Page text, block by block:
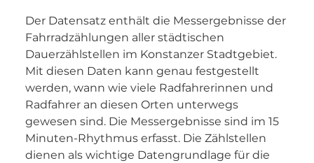
Der Datensatz enthält die Messergebnisse der
Fahrradzählungen aller städtischen
Dauerzählstellen im Konstanzer Stadtgebiet.
Mit diesen Daten kann genau festgestellt
werden, wann wie viele Radfahrerinnen und
Radfahrer an diesen Orten unterwegs
gewesen sind. Die Messergebnisse sind im 15
Minuten-Rhythmus erfasst. Die Zählstellen
dienen als wichtige Datengrundlage für die